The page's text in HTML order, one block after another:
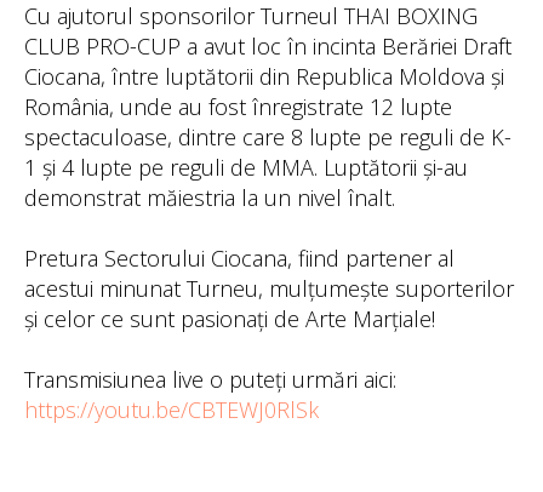
Cu ajutorul sponsorilor Turneul THAI BOXING
CLUB PRO-CUP a avut loc în incinta Berăriei Draft
Ciocana, între luptătorii din Republica Moldova și
România, unde au fost înregistrate 12 lupte
spectaculoase, dintre care 8 lupte pe reguli de K-
1 și 4 lupte pe reguli de MMA. Luptătorii și-au
demonstrat măiestria la un nivel înalt.
Pretura Sectorului Ciocana, fiind partener al
acestui minunat Turneu, mulțumește suporterilor
și celor ce sunt pasionați de Arte Marțiale!
Transmisiunea live o puteți urmări aici:
https://youtu.be/CBTEWJ0RlSk